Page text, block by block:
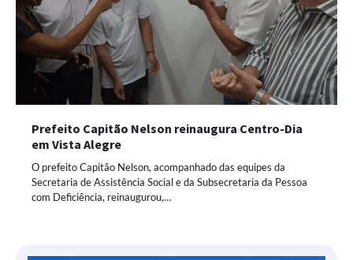
Prefeito Capitão Nelson reinaugura Centro-Dia
em Vista Alegre
O prefeito Capitão Nelson, acompanhado das equipes da
Secretaria de Assistência Social e da Subsecretaria da Pessoa
com Deficiência, reinaugurou,…